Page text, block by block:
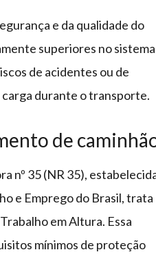
e da qualidade do
superiores no sistema
de acidentes ou de
durante o transporte.
de
nº 35 (NR 35),
e Emprego do Brasil, trata
em Altura. Essa
mínimos de proteção